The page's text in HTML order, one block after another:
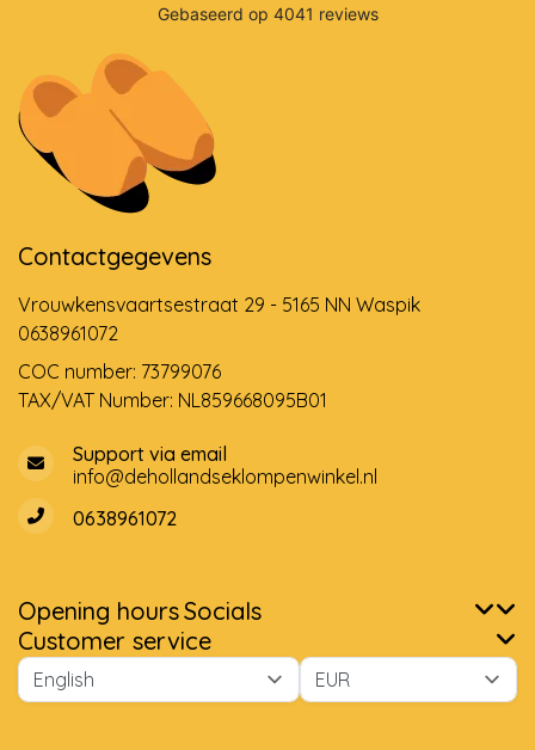
Contactgegevens
Vrouwkensvaartsestraat 29 - 5165 NN Waspik
0638961072
COC number: 73799076
TAX/VAT Number: NL859668095B01
Support via email
info@dehollandseklompenwinkel.nl
0638961072
Opening hoursSocials
Customer service